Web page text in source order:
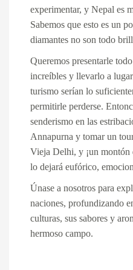
experimentar, y Nepal es
Sabemos que esto es un
diamantes no son todo
Queremos presentarle
increíbles y llevarlo a
turismo serían lo
permitirle perderse.
senderismo en las
Annapurna y tomar un
Vieja Delhi, y ¡un montón
lo dejará eufórico,
Únase a nosotros para
naciones, profundizando
culturas, sus sabores y
hermoso campo.